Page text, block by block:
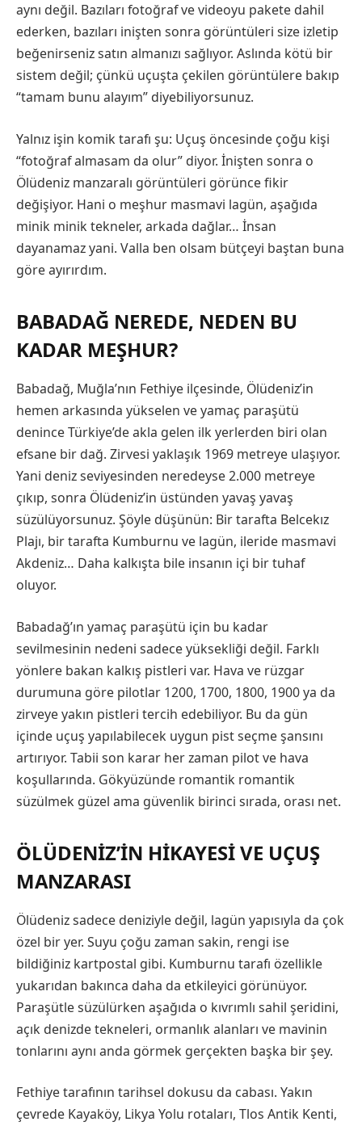
aynı değil. Bazıları fotoğraf ve videoyu pakete dahil
ederken, bazıları inişten sonra görüntüleri size izletip
beğenirseniz satın almanızı sağlıyor. Aslında kötü bir
sistem değil; çünkü uçuşta çekilen görüntülere bakıp
“tamam bunu alayım” diyebiliyorsunuz.
Yalnız işin komik tarafı şu: Uçuş öncesinde çoğu kişi
“fotoğraf almasam da olur” diyor. İnişten sonra o
Ölüdeniz manzaralı görüntüleri görünce fikir
değişiyor. Hani o meşhur masmavi lagün, aşağıda
minik minik tekneler, arkada dağlar… İnsan
dayanamaz yani. Valla ben olsam bütçeyi baştan buna
göre ayırırdım.
BABADAĞ NEREDE, NEDEN BU
KADAR MEŞHUR?
Babadağ, Muğla’nın Fethiye ilçesinde, Ölüdeniz’in
hemen arkasında yükselen ve yamaç paraşütü
denince Türkiye’de akla gelen ilk yerlerden biri olan
efsane bir dağ. Zirvesi yaklaşık 1969 metreye ulaşıyor.
Yani deniz seviyesinden neredeyse 2.000 metreye
çıkıp, sonra Ölüdeniz’in üstünden yavaş yavaş
süzülüyorsunuz. Şöyle düşünün: Bir tarafta Belcekız
Plajı, bir tarafta Kumburnu ve lagün, ileride masmavi
Akdeniz… Daha kalkışta bile insanın içi bir tuhaf
oluyor.
Babadağ’ın yamaç paraşütü için bu kadar
sevilmesinin nedeni sadece yüksekliği değil. Farklı
yönlere bakan kalkış pistleri var. Hava ve rüzgar
durumuna göre pilotlar 1200, 1700, 1800, 1900 ya da
zirveye yakın pistleri tercih edebiliyor. Bu da gün
içinde uçuş yapılabilecek uygun pist seçme şansını
artırıyor. Tabii son karar her zaman pilot ve hava
koşullarında. Gökyüzünde romantik romantik
süzülmek güzel ama güvenlik birinci sırada, orası net.
ÖLÜDENIZ’IN HIKAYESI VE UÇUŞ
MANZARASI
Ölüdeniz sadece deniziyle değil, lagün yapısıyla da çok
özel bir yer. Suyu çoğu zaman sakin, rengi ise
bildiğiniz kartpostal gibi. Kumburnu tarafı özellikle
yukarıdan bakınca daha da etkileyici görünüyor.
Paraşütle süzülürken aşağıda o kıvrımlı sahil şeridini,
açık denizde tekneleri, ormanlık alanları ve mavinin
tonlarını aynı anda görmek gerçekten başka bir şey.
Fethiye tarafının tarihsel dokusu da cabası. Yakın
çevrede Kayaköy, Likya Yolu rotaları, Tlos Antik Kenti,